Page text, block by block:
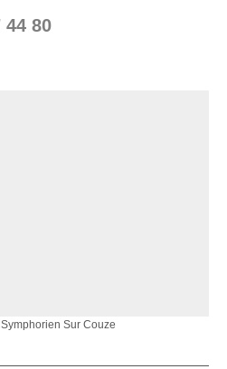
44 80
Sur Couze